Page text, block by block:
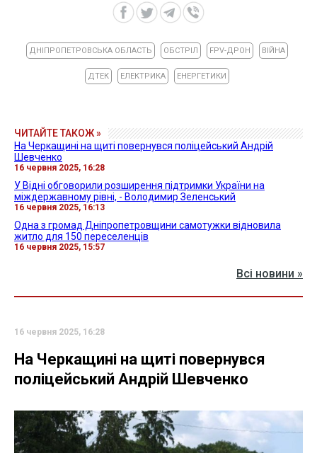
ДНІПРОПЕТРОВСЬКА ОБЛАСТЬ ОБСТРІЛ FPV-ДРОН ВІЙНА
ДТЕК ЕЛЕКТРИКА ЕНЕРГЕТИКИ
ЧИТАЙТЕ ТАКОЖ »
На Черкащині на щиті повернувся поліцейський Андрій
Шевченко
16 червня 2025, 16:28
У Відні обговорили розширення підтримки України на
міждержавному рівні, - Володимир Зеленський
16 червня 2025, 16:13
Одна з громад Дніпропетровщини самотужки відновила
житло для 150 переселенців
16 червня 2025, 15:57
Всі новини »
16 червня 2025, 16:28
На Черкащині на щиті повернувся
поліцейський Андрій Шевченко